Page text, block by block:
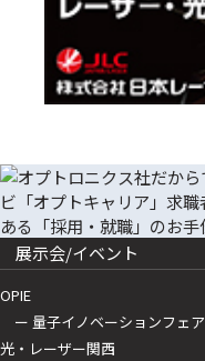
展示会/イベント
OPIE
ー 量子イノベーションフェア
光・レーザー関西